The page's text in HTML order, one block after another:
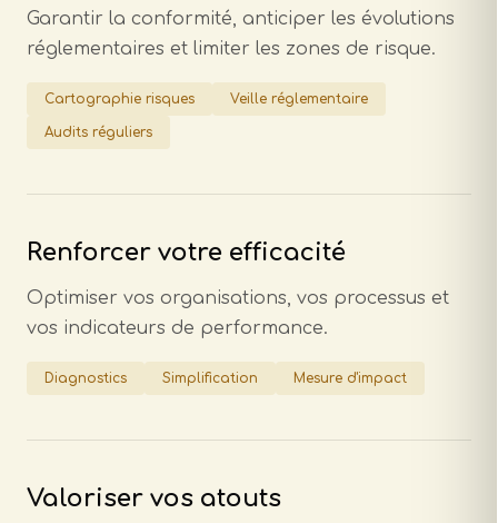
Garantir la conformité, anticiper les évolutions
réglementaires et limiter les zones de risque.
Cartographie risques Veille réglementaire
Audits réguliers
Renforcer votre efficacité
Optimiser vos organisations, vos processus et
vos indicateurs de performance.
Diagnostics Simplification Mesure d'impact
Valoriser vos atouts